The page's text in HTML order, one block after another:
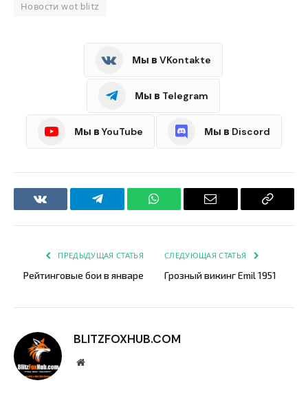
Новости wot blitz
Мы в VKontakte
Мы в Telegram
Мы в YouTube Мы в Discord
VKontakteTelegram WhatsApp Email
Copy
ПРЕДЫДУЩАЯ СТАТЬЯ
Рейтинговые бои в январе
СЛЕДУЮЩАЯ СТАТЬЯ
Грозный викинг Emil 1951
BLITZFOXHUB.COM
Website